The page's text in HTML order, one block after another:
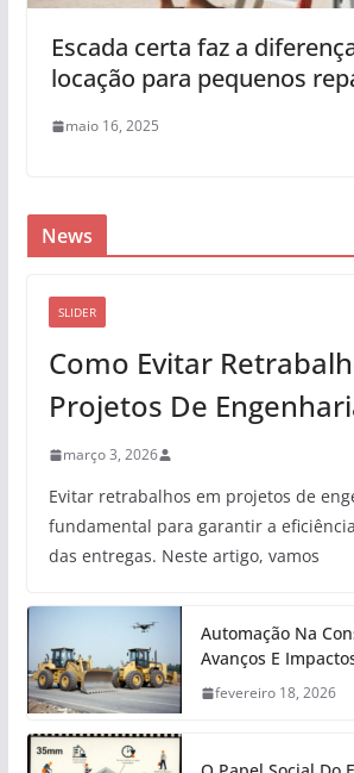
Escada certa faz a
locação para pequenos
maio 16, 2025
News
SLIDER
Como Evitar
Projetos De
março 3, 2026
Evitar retrabalhos em projetos de
fundamental para garantir a
das entregas. Neste artigo, vamos
Automação Na
Avanços E
fevereiro 18, 2026